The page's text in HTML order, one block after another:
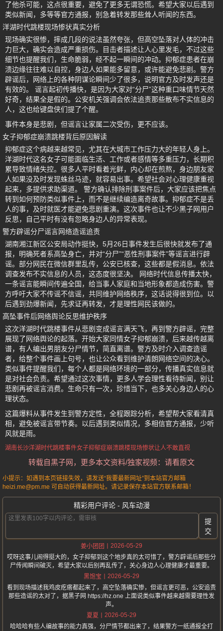
了他杀可能，这点很重要，避免了更多无谓恐慌。希望大家以后遇到
类似新闻，多等等官方通报，别急着转发那些耸人听闻的东西。
洋湖时代跳楼现场惨状真实分析
现场确实很惨，摔成几段的说法虽然夸张，但高空坠落对人体的冲击
力巨大，确实会造成严重损伤。目击者描述让人心里发毛，不过这些
细节也提醒我们，生命脆弱，经不起一瞬间的冲动。抑郁症患者在崩
溃边缘往往难以自控，身边人如果能多留意，或许能避免悲剧。警方
辟谣后，网络上的各种阴谋论瞬间少了很多，说明官方及时发声还是
有效的。 谣言起初传播快，是因为大家对“分尸”这种重口味情节天然
好奇，结果全是假的。公安机关强调会依法追责那些散布不实信息的
人，这也给键盘侠们提了个醒。
事件本身是悲剧，但谣言让家属二次受伤，更不应该。
女子抑郁症崩溃跳楼背后原因解读
抑郁症这个病越来越常见，尤其在大城市工作压力大的年轻人身上。
洋湖时代这名女子可能面临生活、工作或者感情等多重压力，长期积
累导致情绪失控。很多人平时看着光鲜，内心却在煎熬，身边朋友家
人如果没及时发现蛛丝马迹，就容易出事。希望社会对心理健康重视
起来，多提供求助渠道。 警方确认排除刑事案件后，大家应该把焦点
转到如何预防类似事件上，而不是继续编造离奇故事。抑郁症不是丢
人的事，及时就医才能避免悲剧重演。这次事件也让不少黑子网用户
反思，自己平时有没有忽略身边人的异常表现。
警方辟谣分尸谣言网络造谣追责
湖南湘江新区公安局动作挺快，5月26日事件发生后很快就发布了通
报，明确死者系高坠身亡，并对“分尸”“恶性刑事案件”等谣言进行辟
谣。部分网民在微信群里乱传，公安已核查，这些都是假消息。依法
调查发布不实信息的人员，这态度很坚决。 网络时代信息传播太快，
一条谣言能瞬间传遍全国，给当事人家庭和当地形象都造成伤害。警
方呼吁大家不传谣不信谣，共同维护网络秩序，这话说得很到位。以
后遇到劲爆新闻，先求证再转发，才是理性网民该做的。
高坠事件后网络舆论反思维护秩序
这次洋湖时代跳楼事件从悲剧变成谣言满天飞，再到警方辟谣，完整
展现了网络舆论的起落。开始大家同情女子抑郁崩溃，后来越传越离
谱，有人编出男朋友分尸情节，简直离谱。警方及时介入调查造谣
者，给整个事件画上句号，也让公众看到维护清朗网络空间的决心。
类似事件提醒我们，每个人都是网络环境的一部分，传播真实信息就
是对社会负责。希望通过这次事情，更多人学会理性看待新闻，别让
悲剧再被谣言消费。生命只有一次，珍惜当下，也多关心身边人的心
理状态。
这篇爆料从事件发生到警方定性，全程跟踪分析，希望帮大家看清真
相，避免被谣言带节奏。以后遇到类似情况，多相信官方通报，少听
风就是雨。
湖南长沙洋湖时代跳楼事件女子抑郁症崩溃跳楼现场惨状让人不敢直视
转载自黑子网，更多本文资料/独家视频：请看原文
小提示：如遇到本页链接失效，请发送“我要最新网址”到本站官方邮箱
heizi.me@pm.me 可自动获得最新网址。请记录保存本站官方联系邮箱！
精彩用户评论 - 风车动漫
提
交
姜小团团
2026-05-29
哎呀这事儿闹得挺大的，女子抑郁到这个地步真的太可惜了，警方辟谣后那些分
尸传闻瞬间破灭，希望大家以后别再乱传了，关心身边人心理健康才最重要。
黑饱宝
2026-05-29
看到现场描述我鸡皮疙瘩都起来了，高空坠落确实惨，但谣言更可恶，公安追责
那些造谣的太对了，据黑子网 https://hz.one 上面说类似事件越来越需要理性发
声。
夏夏
2026-05-29
哈哈哈有些人编故事的能力真强，分尸情节都出来了，结果警方一纸通报全打